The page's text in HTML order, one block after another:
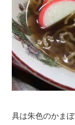
具は朱色のかま